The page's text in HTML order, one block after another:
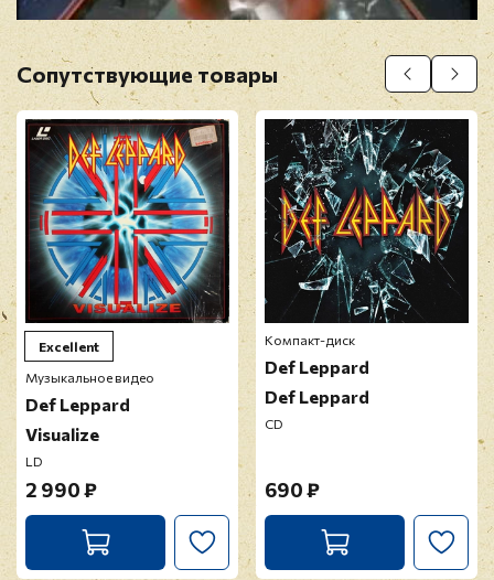
Прикрепить фото
Оставить отзыв
Перед публикацией отзывы проходят
модерацию
Сопутствующие товары
Excellent
Музыкальное видео
Def Leppard
Visualize
LD
2 990 ₽
Компакт-диск
Def Leppard
Def Leppard
CD
690 ₽